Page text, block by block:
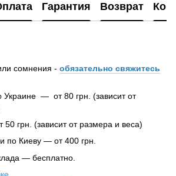
Гарантия Возврат
сомнения - обязательно свяжитесь
Украине — от 80 грн. (зависит от
грн. (зависит от размера и веса)
по Киеву — от 400 грн.
— бесплатно.